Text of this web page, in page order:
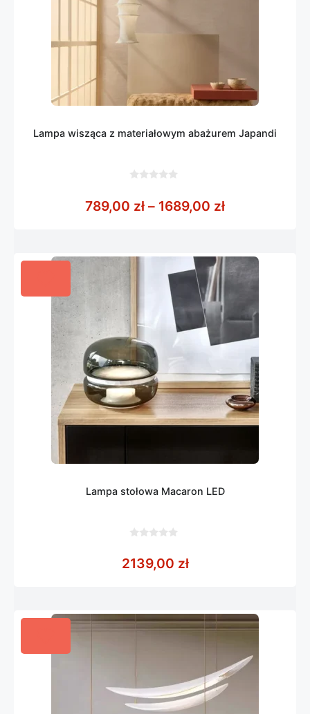
Lampa wisząca z materiałowym abażurem Japandi
5
789,00 zł – 1689,00 złZakres cen:
Lampa stołowa Macaron LED
5
2139,00 zł